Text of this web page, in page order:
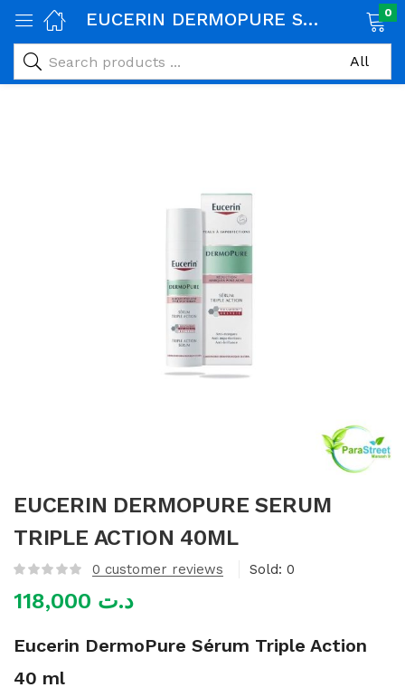
EUCERIN DERMOPURE SERUM TRIPLE ACTION 40ML 0
EUCERIN DERMOPURE SERUM
TRIPLE ACTION 40ML
0 customer reviews Sold: 0
د.ت
Eucerin DermoPure Sérum Triple Action
40 ml